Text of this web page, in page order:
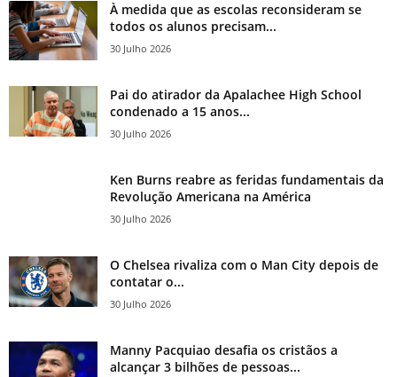
À medida que as escolas reconsideram se
todos os alunos precisam...
30 Julho 2026
Pai do atirador da Apalachee High School
condenado a 15 anos...
30 Julho 2026
Ken Burns reabre as feridas fundamentais da
Revolução Americana na América
30 Julho 2026
O Chelsea rivaliza com o Man City depois de
contatar o...
30 Julho 2026
Manny Pacquiao desafia os cristãos a
alcançar 3 bilhões de pessoas...